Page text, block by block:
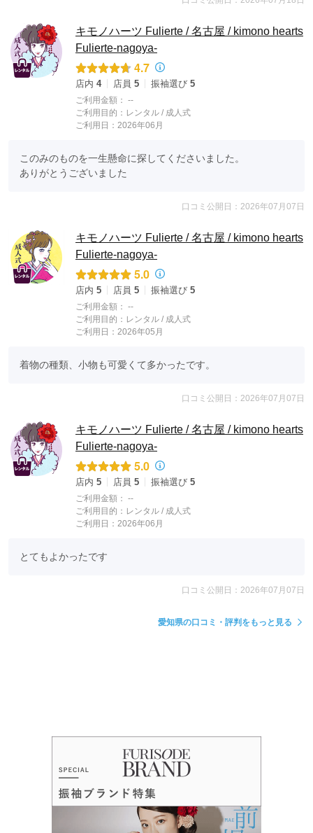
キモノハーツ Fulierte / 名古屋 / kimono hearts
Fulierte-nagoya-
4.7
店内 4 店員 5 振袖選び 5
ご利用金額： --
ご利用目的： レンタル / 成人式
ご利用日：2026年06月
このみのものを一生懸命に探してくださいました。
ありがとうございました
口コミ公開日：2026年07月07日
キモノハーツ Fulierte / 名古屋 / kimono hearts
Fulierte-nagoya-
5.0
店内 5 店員 5 振袖選び 5
ご利用金額： --
ご利用目的： レンタル / 成人式
ご利用日：2026年05月
着物の種類、小物も可愛くて多かったです。
口コミ公開日：2026年07月07日
キモノハーツ Fulierte / 名古屋 / kimono hearts
Fulierte-nagoya-
5.0
店内 5 店員 5 振袖選び 5
ご利用金額： --
ご利用目的： レンタル / 成人式
ご利用日：2026年06月
とてもよかったです
口コミ公開日：2026年07月07日
愛知県の口コミ・評判をもっと見る